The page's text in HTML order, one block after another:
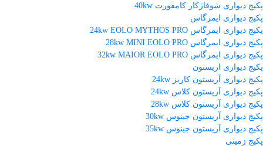
پکیج دیواری شوفاژکار کامفورت 40kw
پکیج دیواری ایمرگاس
پکیج دیواری ایمرگاس 24kw EOLO MYTHOS PRO
پکیج دیواری ایمرگاس 28kw MINI EOLO PRO
پکیج دیواری ایمرگاس 32kw MAIOR EOLO PRO
پکیج دیواری اریستون
پکیج دیواری آریستون کاریز 24kw
پکیج دیواری آریستون کلاس 24kw
پکیج دیواری آریستون کلاس 28kw
پکیج دیواری آریستون جینوس 30kw
پکیج دیواری آریستون جینوس 35kw
پکیج زمینی